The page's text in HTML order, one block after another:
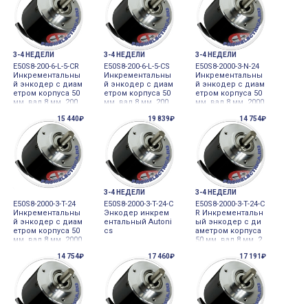
3-4 НЕДЕЛИ
E50S8-200-6-L-5-CR
Инкрементальны
й энкодер с диам
етром корпуса 50
мм, вал 8 мм, 200
ne Driver, 5VDC, Au
tonics
3-4 НЕДЕЛИ
E50S8-200-6-L-5-CS
Инкрементальны
й энкодер с диам
етром корпуса 50
мм, вал 8 мм, 200
ne Driver, 5VDC, Au
tonics
3-4 НЕДЕЛИ
E50S8-2000-3-N-24
Инкрементальны
й энкодер с диам
етром корпуса 50
мм, вал 8 мм, 2000
PN, 24VDC Autonic
15 440₽
E50S8-2000-3-T-24
Инкрементальны
й энкодер с диам
етром корпуса 50
мм, вал 8 мм, 2000
tem pole, 24VDC A
utonics
19 839₽
3-4 НЕДЕЛИ
E50S8-2000-3-T-24-C
Энкодер инкрем
ентальный Autoni
cs
14 754₽
3-4 НЕДЕЛИ
E50S8-2000-3-T-24-C
R Инкрементальн
ый энкодер с ди
аметром корпуса
50 мм, вал 8 мм, 2
д Totem pole, 24V
DC Autonics
14 754₽ 17 460₽ 17 191₽